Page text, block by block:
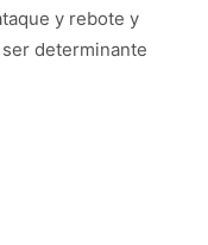
y rebote y
determinante